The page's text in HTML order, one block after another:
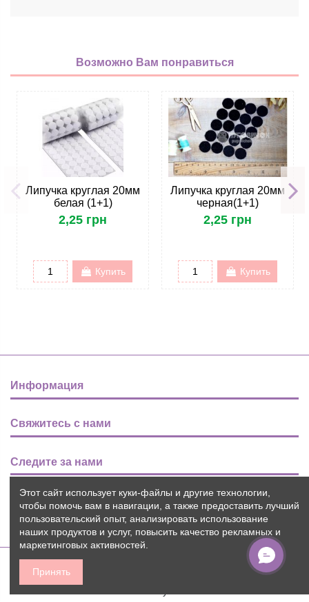
Возможно Вам понравиться
Липучка круглая 20мм
белая (1+1)
2,25 грн
Купить
Липучка круглая 20мм
черная(1+1)
2,25 грн
Купить
Информация
Свяжитесь с нами
Следите за нами
Новости
Этот сайт использует куки-файлы и другие технологии,
чтобы помочь вам в навигации, а также предоставить лучший
пользовательский опыт, анализировать использование
наших продуктов и услуг, повысить качество рекламных и
маркетинговых активностей.
Принять